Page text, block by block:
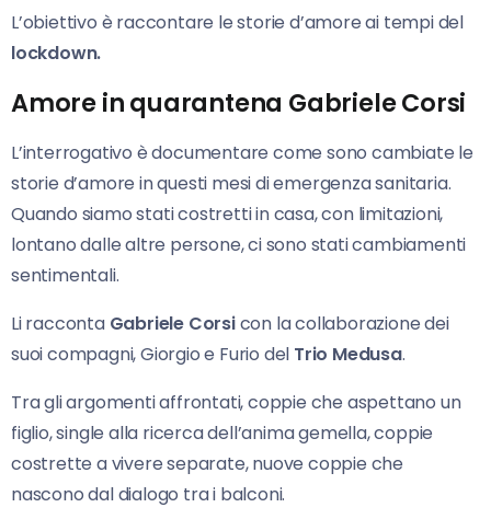
L’obiettivo è raccontare le storie d’amore ai tempi del
lockdown.
Amore in quarantena Gabriele Corsi
L’interrogativo è documentare come sono cambiate le
storie d’amore in questi mesi di emergenza sanitaria.
Quando siamo stati costretti in casa, con limitazioni,
lontano dalle altre persone, ci sono stati cambiamenti
sentimentali.
Li raccontaGabriele Corsicon la collaborazione dei
suoi compagni, Giorgio e Furio del Trio Medusa.
Tra gli argomenti affrontati, coppie che aspettano un
figlio, single alla ricerca dell’anima gemella, coppie
costrette a vivere separate, nuove coppie che
nascono dal dialogo tra i balconi.